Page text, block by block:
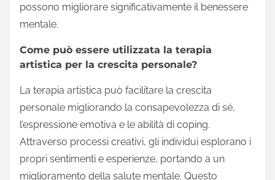
possono migliorare significativamente il benessere
mentale.
Come può essere utilizzata la terapia
artistica per la crescita personale?
La terapia artistica può facilitare la crescita
personale migliorando la consapevolezza di sé,
l’espressione emotiva e le abilità di coping.
Attraverso processi creativi, gli individui esplorano i
propri sentimenti e esperienze, portando a un
miglioramento della salute mentale. Questo